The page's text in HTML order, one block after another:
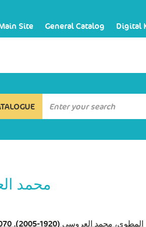
Site General Catalog Digital
محمد
المطوي، محمد العروسي (1920-2005). 070